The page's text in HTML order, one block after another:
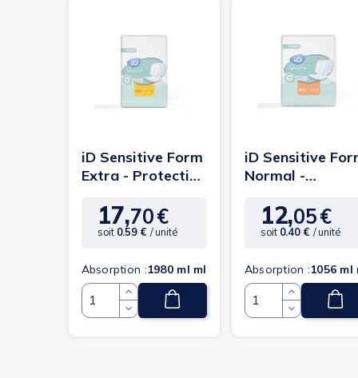
iD Sensitive Form
Extra - Protection
Prix
17,70€
soit 0.59 € / unité
Absorption :1980 ml ml
Quantité
iD Sensitive
Normal -
anatomique
Prix
12,05€
soit 0.40 € / unité
Absorption :1056 ml
Quantité